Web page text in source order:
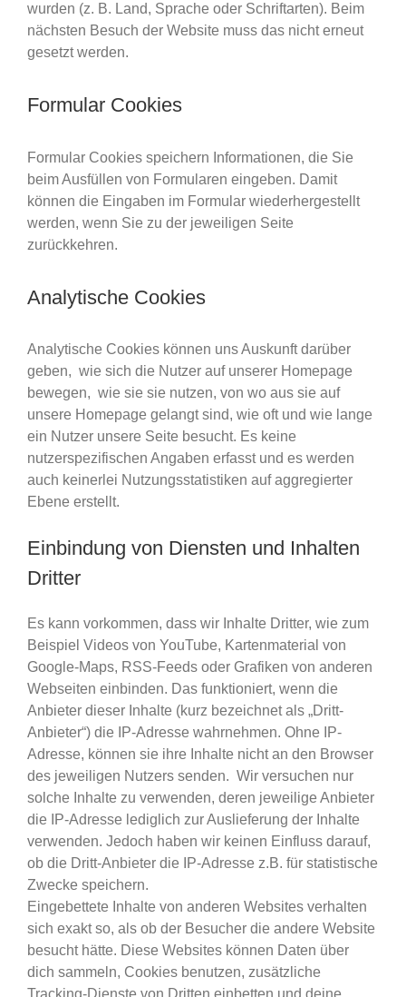
wurden (z. B. Land, Sprache oder Schriftarten). Beim
nächsten Besuch der Website muss das nicht erneut
gesetzt werden.
Formular Cookies
Formular Cookies speichern Informationen, die Sie
beim Ausfüllen von Formularen eingeben. Damit
können die Eingaben im Formular wiederhergestellt
werden, wenn Sie zu der jeweiligen Seite
zurückkehren.
Analytische Cookies
Analytische Cookies können uns Auskunft darüber
geben, wie sich die Nutzer auf unserer Homepage
bewegen, wie sie sie nutzen, von wo aus sie auf
unsere Homepage gelangt sind, wie oft und wie lange
ein Nutzer unsere Seite besucht. Es keine
nutzerspezifischen Angaben erfasst und es werden
auch keinerlei Nutzungsstatistiken auf aggregierter
Ebene erstellt.
Einbindung von Diensten und Inhalten
Dritter
Es kann vorkommen, dass wir Inhalte Dritter, wie zum
Beispiel Videos von YouTube, Kartenmaterial von
Google-Maps, RSS-Feeds oder Grafiken von anderen
Webseiten einbinden. Das funktioniert, wenn die
Anbieter dieser Inhalte (kurz bezeichnet als „Dritt-
Anbieter“) die IP-Adresse wahrnehmen. Ohne IP-
Adresse, können sie ihre Inhalte nicht an den Browser
des jeweiligen Nutzers senden. Wir versuchen nur
solche Inhalte zu verwenden, deren jeweilige Anbieter
die IP-Adresse lediglich zur Auslieferung der Inhalte
verwenden. Jedoch haben wir keinen Einfluss darauf,
ob die Dritt-Anbieter die IP-Adresse z.B. für statistische
Zwecke speichern.
Eingebettete Inhalte von anderen Websites verhalten
sich exakt so, als ob der Besucher die andere Website
besucht hätte. Diese Websites können Daten über
dich sammeln, Cookies benutzen, zusätzliche